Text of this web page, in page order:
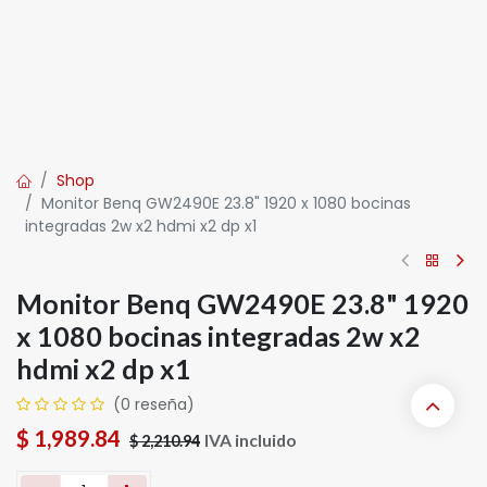
Shop
Monitor Benq GW2490E 23.8" 1920 x 1080 bocinas
integradas 2w x2 hdmi x2 dp x1
Monitor Benq GW2490E 23.8" 1920
x 1080 bocinas integradas 2w x2
hdmi x2 dp x1
(0 reseña)
$ 1,989.84 $2,210.94 IVA incluido